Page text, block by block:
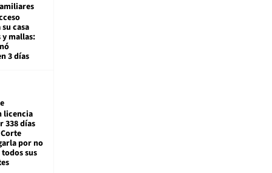
casa
mallas:
3 días
licencia
338 días
por no
sus